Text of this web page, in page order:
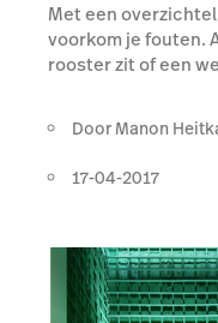
Met een
voorkom je fouten.
rooster zit of een
Door Manon
17-04-2017